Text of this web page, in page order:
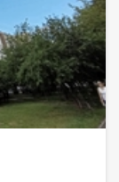
культуры
продажи:
не
при покупке
Если